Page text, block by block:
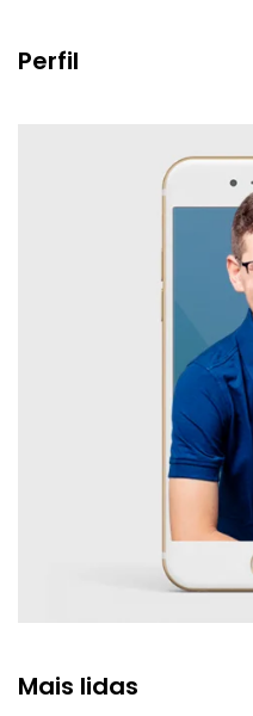
Perfil
Mais lidas